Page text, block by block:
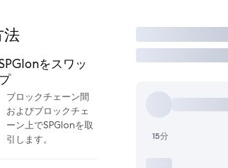
をスワッ
ブロックチェーン間
およびブロックチェ
ーン上でSPGIonを取
引します。
取引
15分